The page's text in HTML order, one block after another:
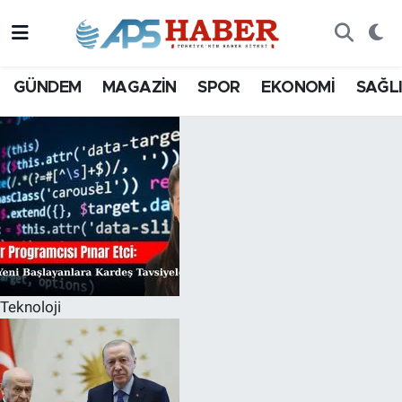
GÜNDEM MAGAZİN SPOR EKONOMİ
Teknoloji